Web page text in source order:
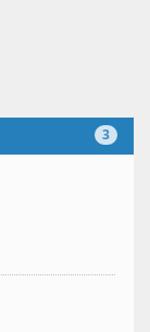
3